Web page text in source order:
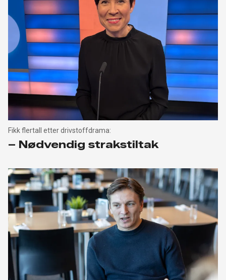
Fikk flertall etter drivstoffdrama:
– Nødvendig strakstiltak